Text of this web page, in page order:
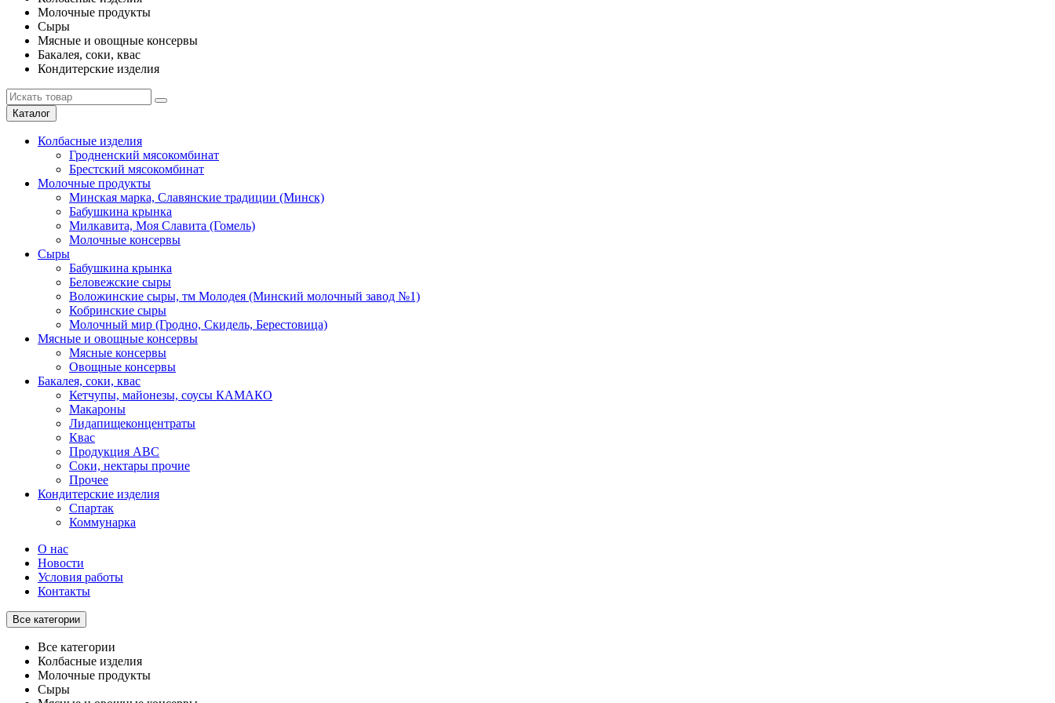
Молочные продукты
Сыры
Мясные и овощные консервы
Бакалея, соки, квас
Кондитерские изделия
Каталог
Колбасные изделия
Гродненский мясокомбинат
Брестский мясокомбинат
Молочные продукты
Минская марка, Славянские традиции (Минск)
Бабушкина крынка
Милкавита, Моя Славита (Гомель)
Молочные консервы
Сыры
Бабушкина крынка
Беловежские сыры
Воложинские сыры, тм Молодея (Минский молочный завод №1)
Кобринские сыры
Молочный мир (Гродно, Скидель, Берестовица)
Мясные и овощные консервы
Мясные консервы
Овощные консервы
Бакалея, соки, квас
Кетчупы, майонезы, соусы КАМАКО
Макароны
Лидапищеконцентраты
Квас
Продукция АВС
Соки, нектары прочие
Прочее
Кондитерские изделия
Спартак
Коммунарка
О нас
Новости
Условия работы
Контакты
Все категории
Все категории
Колбасные изделия
Молочные продукты
Сыры